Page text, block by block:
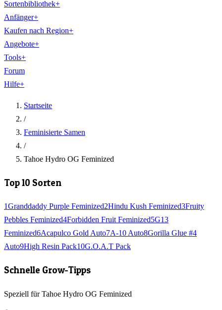
Sortenbibliothek+
Anfänger+
Kaufen nach Region+
Angebote+
Tools+
Forum
Hilfe+
Startseite
/
Feminisierte Samen
/
Tahoe Hydro OG Feminized
Top 10 Sorten
1Granddaddy Purple Feminized2Hindu Kush Feminized3Fruity
Pebbles Feminized4Forbidden Fruit Feminized5G13
Feminized6Acapulco Gold Auto7A-10 Auto8Gorilla Glue #4
Auto9High Resin Pack10G.O.A.T Pack
Schnelle Grow-Tipps
Speziell für Tahoe Hydro OG Feminized